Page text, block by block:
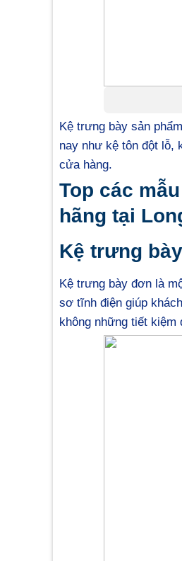
Kệ trưng bày sản
nay như kệ tôn đột
cửa hàng.
Top các
hãng tại
Kệ trưng
Kệ trưng bày đơn là
sơ tĩnh điện giúp
không những tiết kiệm